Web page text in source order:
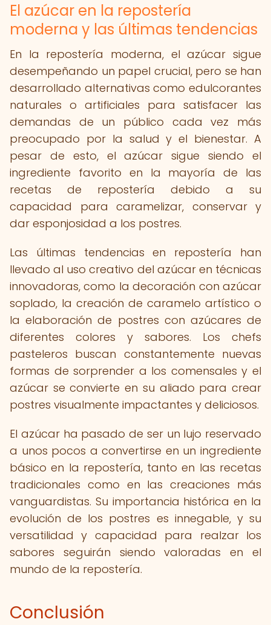
El azúcar en la repostería
moderna y las últimas tendencias
En la repostería moderna, el azúcar sigue
desempeñando un papel crucial, pero se han
desarrollado alternativas como edulcorantes
naturales o artificiales para satisfacer las
demandas de un público cada vez más
preocupado por la salud y el bienestar. A
pesar de esto, el azúcar sigue siendo el
ingrediente favorito en la mayoría de las
recetas de repostería debido a su
capacidad para caramelizar, conservar y
dar esponjosidad a los postres.
Las últimas tendencias en repostería han
llevado al uso creativo del azúcar en técnicas
innovadoras, como la decoración con azúcar
soplado, la creación de caramelo artístico o
la elaboración de postres con azúcares de
diferentes colores y sabores. Los chefs
pasteleros buscan constantemente nuevas
formas de sorprender a los comensales y el
azúcar se convierte en su aliado para crear
postres visualmente impactantes y deliciosos.
El azúcar ha pasado de ser un lujo reservado
a unos pocos a convertirse en un ingrediente
básico en la repostería, tanto en las recetas
tradicionales como en las creaciones más
vanguardistas. Su importancia histórica en la
evolución de los postres es innegable, y su
versatilidad y capacidad para realzar los
sabores seguirán siendo valoradas en el
mundo de la repostería.
Conclusión